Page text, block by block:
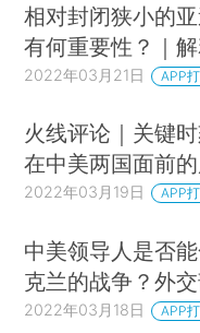
相对封闭狭小的
有何重要性？｜
2022年03月21日 APP
火线评论｜关键
在中美两国面前
2022年03月19日 APP
中美领导人是否
克兰的战争？外
2022年03月18日 APP